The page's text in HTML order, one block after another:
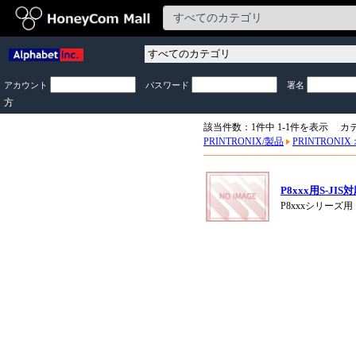
アカウント パスワード 署名
方
該当件数：1件中 1-1件を表示 カ
PRINTRONIX/製品
PRINTRONIX
P8xxx用S-JIS
P8xxxシリーズ